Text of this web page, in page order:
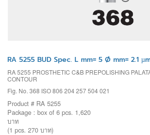
RA 5255 BUD Spec. L mm= 5 Ø mm= 2.1
RA 5255 PROSTHETIC C&B PREPOLISHING
CONTOUR
Fig. No. 368 ISO 806 204 257 504 021
Product # RA 5255
Package : box of 6 pcs. 1,620
บาท
(1 pcs. 270 บาท)